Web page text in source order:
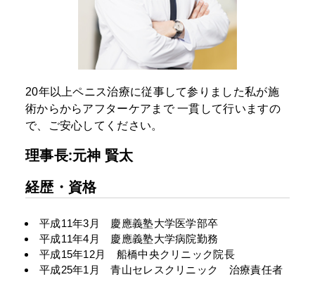
20年以上ペニス治療に従事して参りました私が施
術からからアフターケアまで一貫して行いますの
で、ご安心してください。
理事長:元神 賢太
経歴・資格
平成11年3月 慶應義塾大学医学部卒
平成11年4月 慶應義塾大学病院勤務
平成15年12月 船橋中央クリニック院長
平成25年1月 青山セレスクリニック 治療責任者